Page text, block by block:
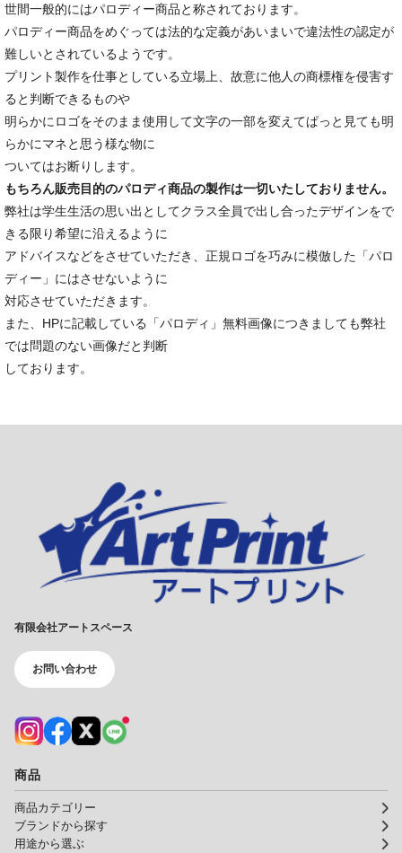
世間一般的にはパロディー商品と称されております。
パロディー商品をめぐっては法的な定義があいまいで違法性の認定が
難しいとされているようです。
プリント製作を仕事としている立場上、故意に他人の商標権を侵害す
ると判断できるものや
明らかにロゴをそのまま使用して文字の一部を変えてぱっと見ても明
らかにマネと思う様な物に
ついてはお断りします。
もちろん販売目的のパロディ商品の製作は一切いたしておりません。
弊社は学生生活の思い出としてクラス全員で出し合ったデザインをで
きる限り希望に沿えるように
アドバイスなどをさせていただき、正規ロゴを巧みに模倣した「パロ
ディー」にはさせないように
対応させていただきます。
また、HPに記載している「パロディ」無料画像につきましても弊社
では問題のない画像だと判断
しております。
有限会社アートスペース
お問い合わせ
商品
商品カテゴリー
ブランドから探す
用途から選ぶ